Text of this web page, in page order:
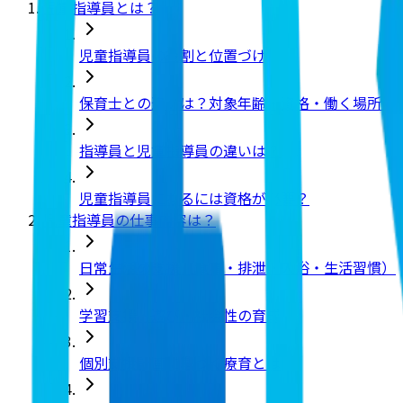
児童指導員とは？
児童指導員の役割と位置づけ
保育士との違いは？対象年齢・資格・働く場所を
指導員と児童指導員の違いは？
児童指導員になるには資格が必要？
児童指導員の仕事内容は？
日常生活の支援（食事・排泄・入浴・生活習慣）
学習支援・遊び・社会性の育成
個別支援計画に基づく療育とは